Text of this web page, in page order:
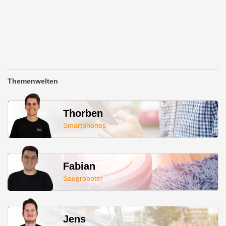
Themenwelten
Thorben
Smartphones
Fabian
Saugroboter
Jens